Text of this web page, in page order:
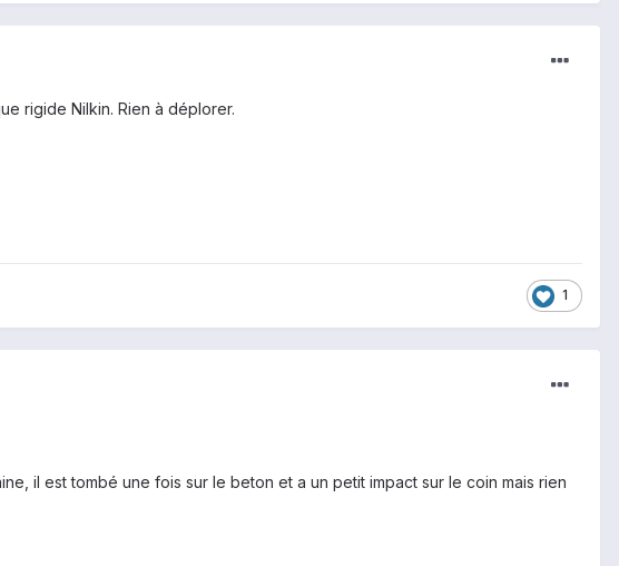
rigide Nilkin. Rien à déplorer.
1
il est tombé une fois sur le beton et a un petit impact sur le coin mais rien